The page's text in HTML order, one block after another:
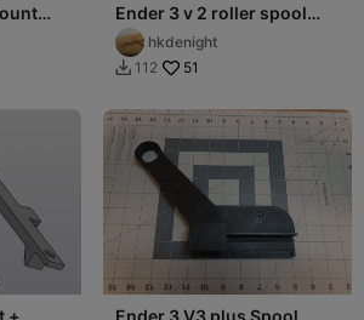
3
Ender 3 v 2 roller spool
holderhkdenight
 112 51